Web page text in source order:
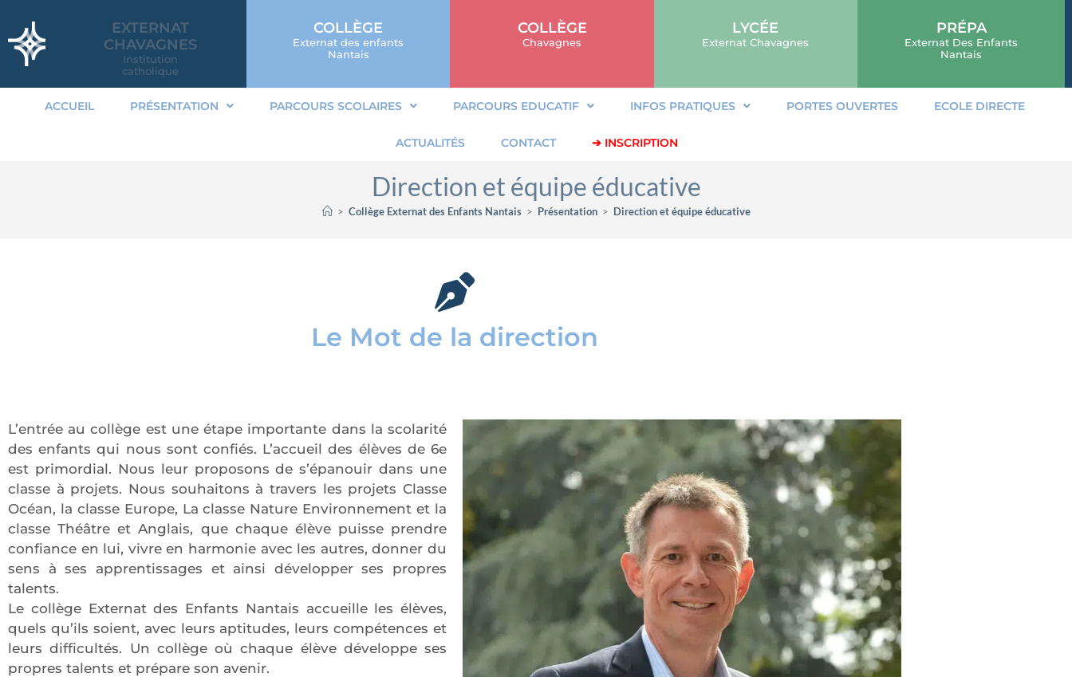
EXTERNAT
CHAVAGNES
Institution
catholique
COLLÈGE
Externat des enfants
Nantais
COLLÈGE
Chavagnes
LYCÉE
Externat Chavagnes
PRÉPA
Externat Des Enfants
Nantais
ACCUEIL PRÉSENTATION PARCOURS SCOLAIRES PARCOURS EDUCATIF INFOS PRATIQUES PORTES OUVERTES ECOLE DIRECTE
ACTUALITÉS CONTACT ➔ INSCRIPTION
Direction et équipe éducative
> Collège Externat des Enfants Nantais > Présentation > Direction et équipe éducative
Le Mot de la direction
L’entrée au collège est une étape importante dans la scolarité
des enfants qui nous sont confiés. L’accueil des élèves de 6e
est primordial. Nous leur proposons de s’épanouir dans une
classe à projets. Nous souhaitons à travers les projets Classe
Océan, la classe Europe, La classe Nature Environnement et la
classe Théâtre et Anglais, que chaque élève puisse prendre
confiance en lui, vivre en harmonie avec les autres, donner du
sens à ses apprentissages et ainsi développer ses propres
talents.
Le collège Externat des Enfants Nantais accueille les élèves,
quels qu’ils soient, avec leurs aptitudes, leurs compétences et
leurs difficultés. Un collège où chaque élève développe ses
propres talents et prépare son avenir.